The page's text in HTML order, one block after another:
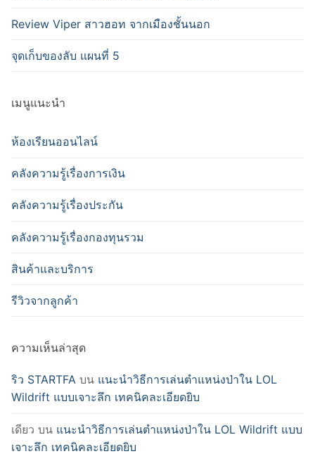
Review Viper สาวฮอท จากเมืองชั้นนอก
จุดเก็บของลับ แผนที่ 5
เมนูแนะนำ
ห้องเรียนออนไลน์
คลังความรู้เรื่องการเงิน
คลังความรู้เรื่องประกัน
คลังความรู้เรื่องกองทุนรวม
สินค้าและบริการ
รีวิวจากลูกค้า
ความเห็นล่าสุด
ริว STARTFA บน แนะนำวิธีการเล่นตำแหน่งป่าใน LOL
Wildrift แบบเจาะลึก เทคนิคละเอียดยิบ
เดียว บน แนะนำวิธีการเล่นตำแหน่งป่าใน LOL Wildrift แบบ
เจาะลึก เทคนิคละเอียดยิบ